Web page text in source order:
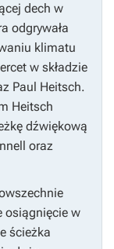
dech w
odgrywała
klimatu
w składzie
Paul Heitsch.
Heitsch
dźwiękową
oraz
osiągnięcie w
ścieżka